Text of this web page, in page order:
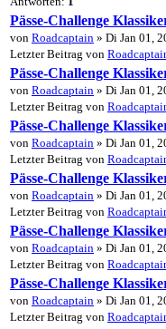
Pässe-Challenge
von Roadcaptain » Di Jan 01,
Letzter Beitrag von
Pässe-Challenge
von Roadcaptain » Di Jan 01,
Letzter Beitrag von
Pässe-Challenge
von Roadcaptain » Di Jan 01,
Letzter Beitrag von
Pässe-Challenge
von Roadcaptain » Di Jan 01,
Letzter Beitrag von
Pässe-Challenge
von Roadcaptain » Di Jan 01,
Letzter Beitrag von
Pässe-Challenge
von Roadcaptain » Di Jan 01,
Letzter Beitrag von